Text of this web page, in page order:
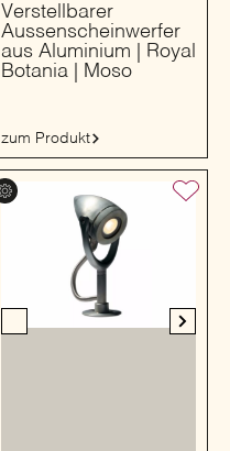
Verstellbarer
Aussenscheinwerfer
aus Aluminium | Royal
Botania | Moso
zum Produkt